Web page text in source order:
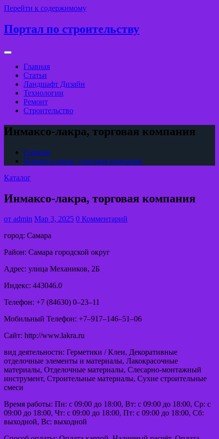
Перейти к содержимому
Портал по строительству
Главная
Статьи
Ландшафт Дизайн
Технологии
Ремонт
Строительство
Инмаксо-лакра, торговая компания
Главная
Инмаксо-лакра, торговая компания
Каталог
Инмаксо-лакра, торговая компания
от admin Мар 3, 2025 0 Комментарий
город: Самара
Район: Самара городской округ
Адрес: улица Механиков, 2Б
Индекс: 443046.0
Телефон: +7 (84630) 0‒23‒11
Мобильный Телефон: +7‒917‒146‒51‒06
Сайт: http://www.lakra.ru
вид деятельности: Герметики / Клеи, Декоративные
отделочные элементы и материалы, Лакокрасочные
материалы, Отделочные материалы, Слесарно-монтажный
инструмент, Строительные материалы, Сухие строительные
смеси
Время работы: Пн: с 09:00 до 18:00, Вт: с 09:00 до 18:00, Ср: с
09:00 до 18:00, Чт: с 09:00 до 18:00, Пт: с 09:00 до 18:00, Сб:
выходной, Вс: выходной